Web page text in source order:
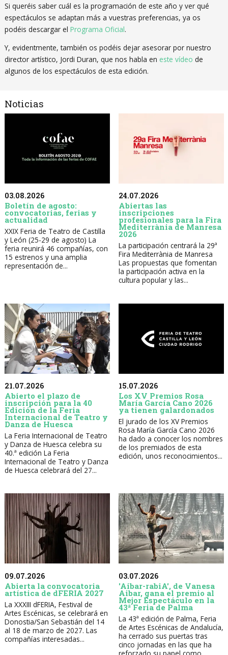
Si queréis saber cuál es la programación de este año y ver qué
espectáculos se adaptan más a vuestras preferencias, ya os
podéis descargar el Programa Oficial.
Y, evidentmente, también os podéis dejar asesorar por nuestro
director artístico, Jordi Duran, que nos habla en este vídeo de
algunos de los espectáculos de esta edición.
Noticias
03.08.2026
Boletín de agosto:
convocatorias, ferias y
actualidad
XXIX Feria de Teatro de Castilla
y León (25-29 de agosto) La
feria reunirá 46 compañías, con
15 estrenos y una amplia
representación de...
24.07.2026
Abiertas las
inscripciones
profesionales para la Fira
Mediterrània de Manresa
2026
La participación centrará la 29ª
Fira Mediterrània de Manresa
Las propuestas que fomentan
la participación activa en la
cultura popular y las...
21.07.2026
Abierto el plazo de
inscripción para la 40
Edición de la Feria
Internacional de Teatro y
Danza de Huesca
La Feria Internacional de Teatro
y Danza de Huesca celebra su
40.ª edición La Feria
Internacional de Teatro y Danza
de Huesca celebrará del 27...
15.07.2026
Los XV Premios Rosa
María García Cano 2026
ya tienen galardonados
El jurado de los XV Premios
Rosa María García Cano 2026
ha dado a conocer los nombres
de los premiados de esta
edición, unos reconocimientos...
09.07.2026
Abierta la convocatoria
artística de dFERIA 2027
La XXXIII dFERIA, Festival de
Artes Escénicas, se celebrará en
Donostia/San Sebastián del 14
al 18 de marzo de 2027. Las
compañías interesadas...
03.07.2026
'Aibar-rabiA', de Vanesa
Aibar, gana el premio al
Mejor Espectáculo en la
43ª Feria de Palma
La 43ª edición de Palma, Feria
de Artes Escénicas de Andalucía,
ha cerrado sus puertas tras
cinco jornadas en las que ha